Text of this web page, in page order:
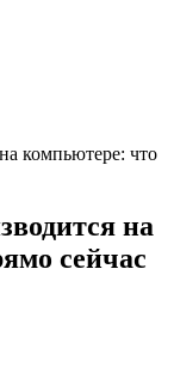
компьютере: что
на
сейчас